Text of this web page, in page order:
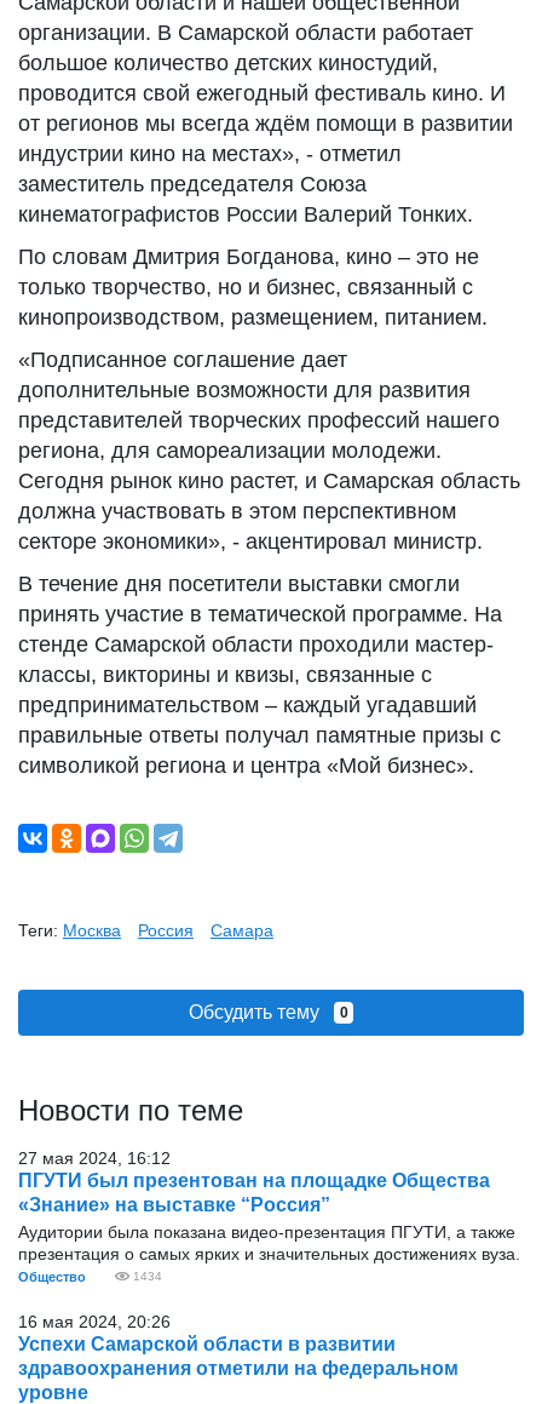
организации. В Самарской области работает
большое количество детских киностудий,
проводится свой ежегодный фестиваль кино. И
от регионов мы всегда ждём помощи в развитии
индустрии кино на местах», - отметил
заместитель председателя Союза
кинематографистов России Валерий Тонких.
По словам Дмитрия Богданова, кино – это не
только творчество, но и бизнес, связанный с
кинопроизводством, размещением, питанием.
«Подписанное соглашение дает
дополнительные возможности для развития
представителей творческих профессий нашего
региона, для самореализации молодежи.
Сегодня рынок кино растет, и Самарская область
должна участвовать в этом перспективном
секторе экономики», - акцентировал министр.
В течение дня посетители выставки смогли
принять участие в тематической программе. На
стенде Самарской области проходили мастер-
классы, викторины и квизы, связанные с
предпринимательством – каждый угадавший
правильные ответы получал памятные призы с
символикой региона и центра «Мой бизнес».
Теги: Москва Россия Самара
Обсудить тему 0
Новости по теме
27 мая 2024, 16:12
ПГУТИ был презентован на площадке Общества
«Знание» на выставке “Россия”
Аудитории была показана видео-презентация ПГУТИ, а также
презентация о самых ярких и значительных достижениях вуза.
Общество 1434
16 мая 2024, 20:26
Успехи Самарской области в развитии
здравоохранения отметили на федеральном
уровне